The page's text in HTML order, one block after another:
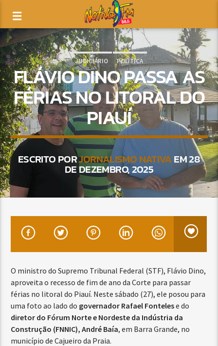
JUDICIÁRIO POLÍTICA
FLÁVIO DINO PASSA AS
FÉRIAS NO LITORAL DO
PIAUÍ
ESCRITO PORJORNALISMO NATIVAEM 28
DE DEZEMBRO, 2025
O ministro do Supremo Tribunal Federal (STF), Flávio Dino,
aproveita o recesso de fim de ano da Corte para passar
férias no litoral do Piauí. Neste sábado (27), ele posou para
uma foto ao lado do governador Rafael Fontelese do
diretor do Fórum Norte e Nordeste da Indústria da
Construção (FNNIC), André Baía, em Barra Grande, no
município de Cajueiro da Praia.